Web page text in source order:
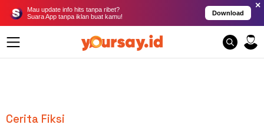
Mau update info hits tanpa ribet?
Suara App tanpa iklan buat kamu!
Download
×
Cerita Fiksi